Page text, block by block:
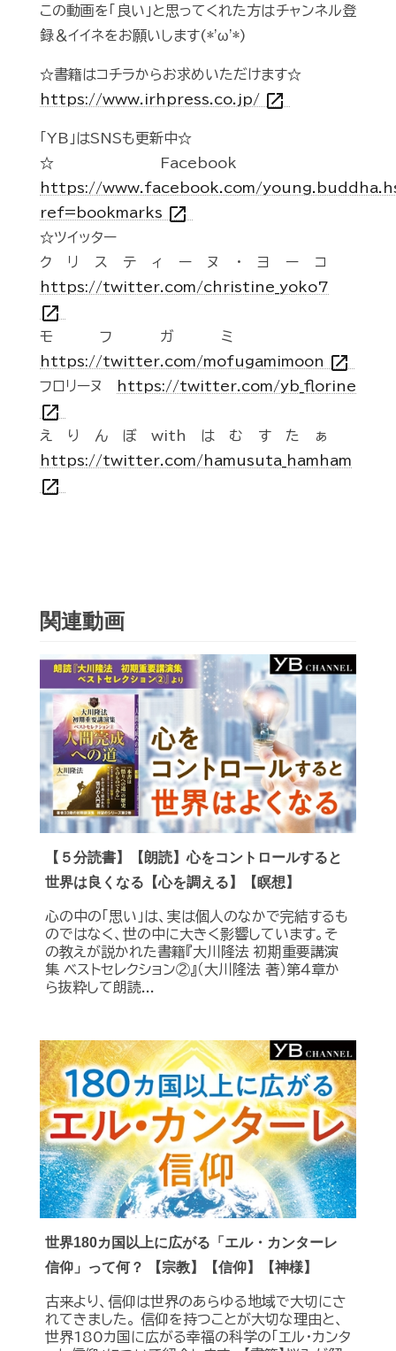
この動画を「良い」と思ってくれた方はチャンネル登
録＆イイネをお願いします(*'ω'*)
☆書籍はコチラからお求めいただけます☆
https://www.irhpress.co.jp/ open_in_new
「YB」はSNSも更新中☆
☆Facebook
https://www.facebook.com/
ref=bookmarks open_in_new
☆ツイッター
クリスティーヌ・ヨーコ
https://twitter.com/christine_yoko7
open_in_new
モフガミ
https://twitter.com/mofugamimoon open_in_new
フロリーヌ https://twitter.com/yb_florine
open_in_new
えりんぼwithはむすたぁ
https://twitter.com/hamusuta_hamham
open_in_new
関連動画
【５分読書】【朗読】心をコントロールすると
世界は良くなる【心を調える】【瞑想】
心の中の「思い」は、実は個人のなかで完結するも
のではなく、世の中に大きく影響しています。そ
の教えが説かれた書籍『大川隆法 初期重要講演
集 ベストセレクション②』（大川隆法 著）第４章か
ら抜粋して朗読...
世界180カ国以上に広がる「エル・カンターレ
信仰」って何？ 【宗教】【信仰】【神様】
古来より、信仰は世界のあらゆる地域で大切にさ
れてきました。 信仰を持つことが大切な理由と、
世界180カ国に広がる幸福の科学の「エル・カンタ